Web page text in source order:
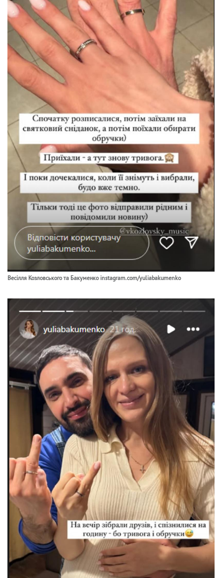
Весілля Козловського та Бакуменко instagram.com/yuliabakumenko